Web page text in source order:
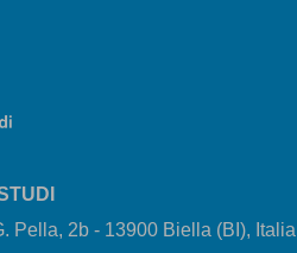
Pella, 2b - 13900 Biella (BI), Italia